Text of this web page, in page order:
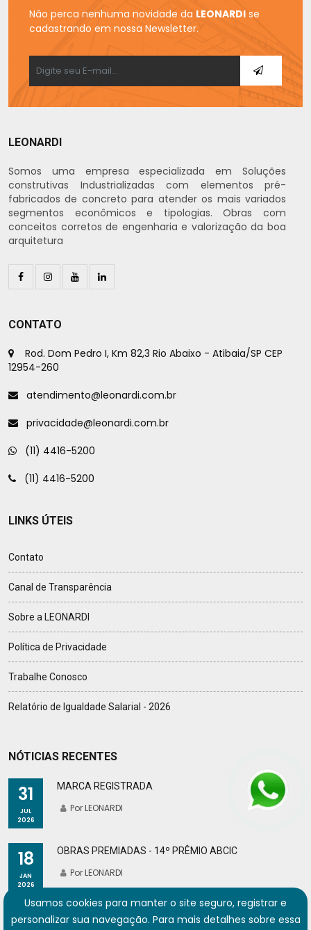
Não perca nenhuma novidade da LEONARDI se
cadastrando em nossa Newsletter.
LEONARDI
Somos uma empresa especializada em Soluções
construtivas Industrializadas com elementos pré-
fabricados de concreto para atender os mais variados
segmentos econômicos e tipologias. Obras com
conceitos corretos de engenharia e valorização da boa
arquitetura
CONTATO
Rod. Dom Pedro I, Km 82,3 Rio Abaixo - Atibaia/SP CEP
12954-260
atendimento@leonardi.com.br
privacidade@leonardi.com.br
(11) 4416-5200
(11) 4416-5200
LINKS ÚTEIS
Contato
Canal de Transparência
Sobre a LEONARDI
Política de Privacidade
Trabalhe Conosco
Relatório de Igualdade Salarial - 2026
NÓTICIAS RECENTES
31
JUL
2026
MARCA REGISTRADA
Por LEONARDI
18
JAN
2026
OBRAS PREMIADAS - 14º PRÊMIO ABCIC
Por LEONARDI
Usamos cookies para manter o site seguro, registrar e
personalizar sua navegação. Para mais detalhes sobre essa